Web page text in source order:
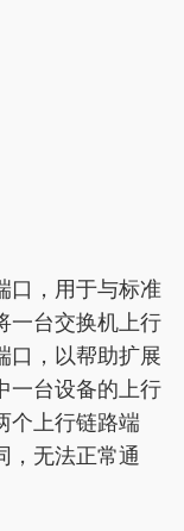
口，用于与标准
一台交换机上行
口，以帮助扩展
一台设备的上行
个上行链路端
，无法正常通